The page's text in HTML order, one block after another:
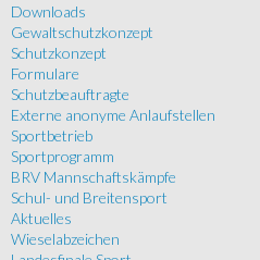
Downloads
Gewaltschutzkonzept
Schutzkonzept
Formulare
Schutzbeauftragte
Externe anonyme Anlaufstellen
Sportbetrieb
Sportprogramm
BRV Mannschaftskämpfe
Schul- und Breitensport
Aktuelles
Wieselabzeichen